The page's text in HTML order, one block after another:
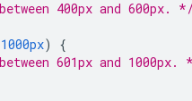
400px and 600px.
1000px)
{
601px and 1000px.